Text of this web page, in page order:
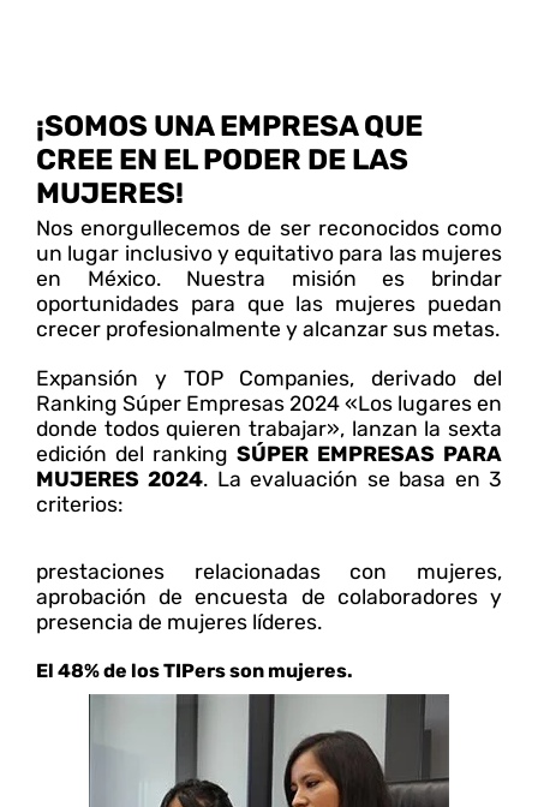
¡SOMOS UNA EMPRESA QUE
CREE EN EL PODER DE LAS
MUJERES!
Nos enorgullecemos de ser reconocidos como
un lugar inclusivo y equitativo para las mujeres
en México. Nuestra misión es brindar
oportunidades para que las mujeres puedan
crecer profesionalmente y alcanzar sus metas.
Expansión y TOP Companies, derivado del
Ranking Súper Empresas 2024 «Los lugares en
donde todos quieren trabajar», lanzan la sexta
edición del ranking SÚPER EMPRESAS PARA
MUJERES 2024. La evaluación se basa en 3
criterios:
prestaciones relacionadas con mujeres,
aprobación de encuesta de colaboradores y
presencia de mujeres líderes.
El 48% de los TIPers son mujeres.